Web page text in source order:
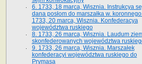
6. 1733, 18 marca, Wisznia. Instrukcya
dana posłom do marszałka w.
1733, 20 marca, Wisznia. Konfederacya
województwa ruskiego
8. 1733, 26 marca, Wisznia. Laudum
skonfederowanych województwa
9. 1733, 26 marca, Wisznia. Marszałek
konfederacyi województwa ruskiego do
Prymasa